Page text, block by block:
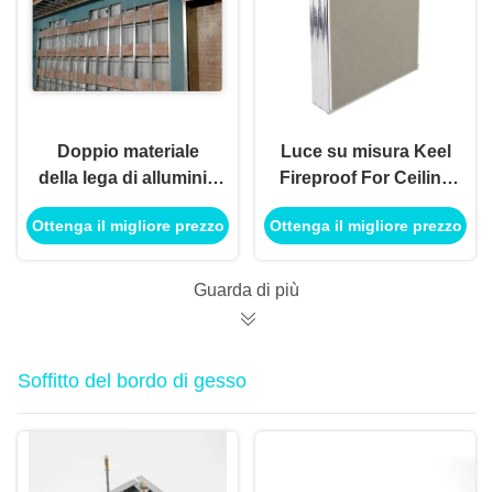
Doppio materiale
della lega di alluminio
di Manica del sistema
del muro divisorio di
Ottenga il migliore prezzo
Luce su misura Keel
Fireproof For Ceiling
System d'acciaio del
sistema del muro
Ottenga il migliore prezzo
Guarda di più
Soffitto del bordo di gesso